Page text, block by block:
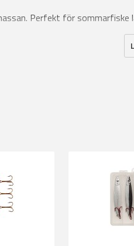
Perfekt för sommarfiske